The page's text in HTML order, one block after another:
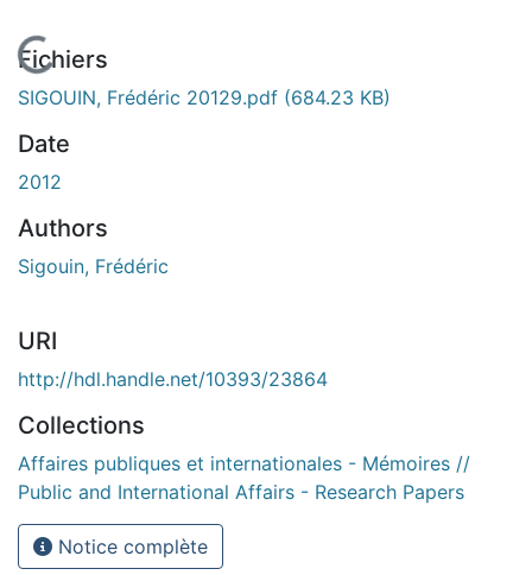
En cours de chargement...
Fichiers
SIGOUIN, Frédéric 20129.pdf (684.23 KB)
Date
2012
Authors
Sigouin, Frédéric
URI
http://hdl.handle.net/10393/23864
Collections
Affaires publiques et internationales - Mémoires //
Public and International Affairs - Research Papers
Notice complète